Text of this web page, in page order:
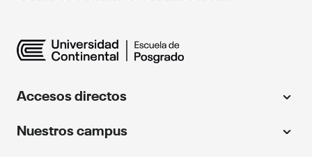
Accesos directos
Centro de idiomas
Nuestros campus